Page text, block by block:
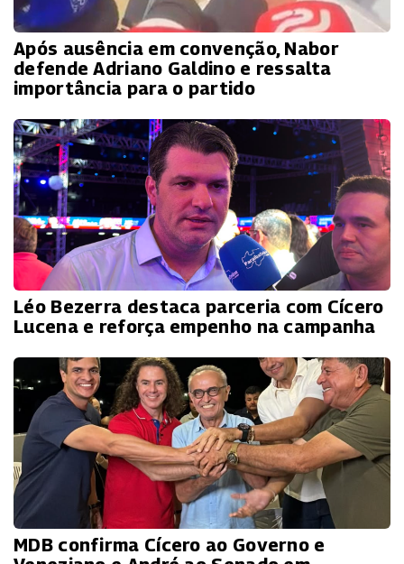
Após ausência em convenção, Nabor
defende Adriano Galdino e ressalta
importância para o partido
Léo Bezerra destaca parceria com Cícero
Lucena e reforça empenho na campanha
MDB confirma Cícero ao Governo e